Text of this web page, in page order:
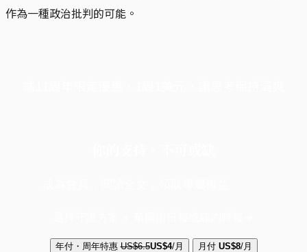
作為一種政治批判的可能。
年付・周年特惠 US$6.5US$4/月 月付 US$8/月